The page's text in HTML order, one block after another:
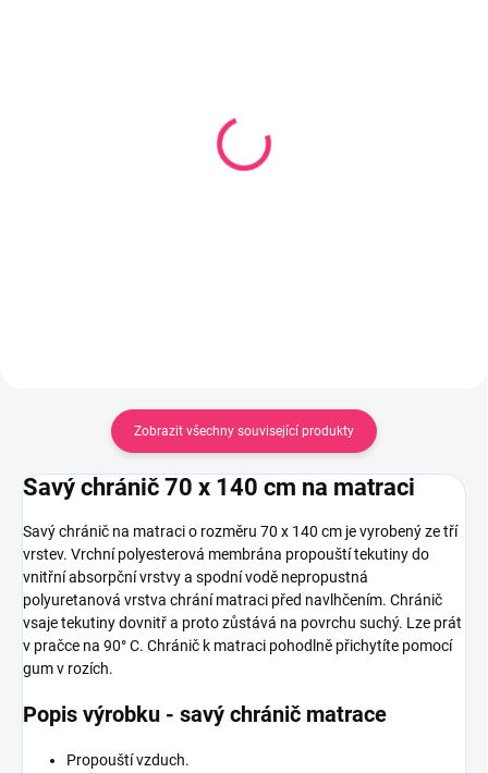
molitan kokos 140x70x8
Zobrazit všechny související produkty
Savý chránič 70 x 140 cm na matraci
Savý chránič na matraci o rozměru 70 x 140 cm je vyrobený ze tří
vrstev. Vrchní polyesterová membrána propouští tekutiny do
vnitřní absorpční vrstvy a spodní vodě nepropustná
polyuretanová vrstva chrání matraci před navlhčením. Chránič
vsaje tekutiny dovnitř a proto zůstává na povrchu suchý. Lze prát
v pračce na 90° C. Chránič k matraci pohodlně přichytíte pomocí
gum v rozích.
Popis výrobku - savý chránič matrace
Propouští vzduch.